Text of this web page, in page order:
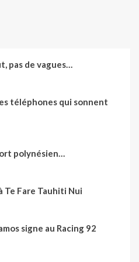
pas de vagues…
téléphones qui sonnent
polynésien…
Te Fare Tauhiti Nui
signe au Racing 92